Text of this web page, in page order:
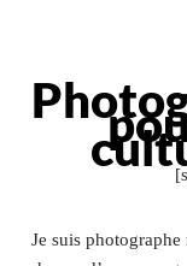
Je suis